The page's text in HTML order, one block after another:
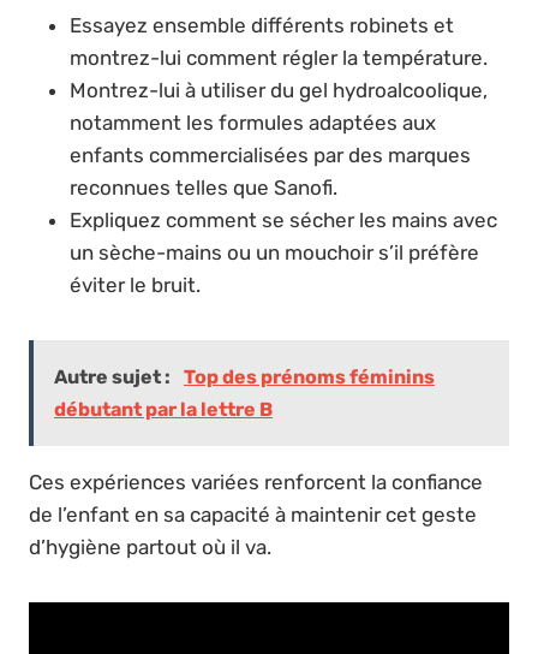
Essayez ensemble différents robinets et
montrez-lui comment régler la température.
Montrez-lui à utiliser du gel hydroalcoolique,
notamment les formules adaptées aux
enfants commercialisées par des marques
reconnues telles que Sanofi.
Expliquez comment se sécher les mains avec
un sèche-mains ou un mouchoir s’il préfère
éviter le bruit.
Autre sujet :
Top des prénoms féminins
débutant par la lettre B
Ces expériences variées renforcent la confiance
de l’enfant en sa capacité à maintenir cet geste
d’hygiène partout où il va.